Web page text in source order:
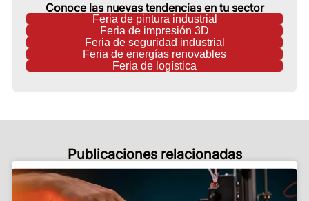
Conoce las nuevas tendencias en tu sector
Feria de pintura industrial
Feria de impresión 3D
Feria de seguridad industrial
Feria de energías renovables
Feria de logística
Publicaciones relacionadas